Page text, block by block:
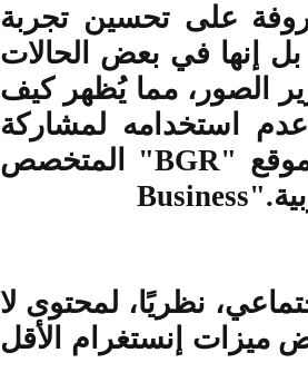
على تحسين تجربة
إنها في بعض الحالات
الصور، مما يُظهر كيف
استخدامه لمشاركة
"BGR"
المتخصص
Business".
نظريًا، لمحتوى لا
إنستغرام الأقل